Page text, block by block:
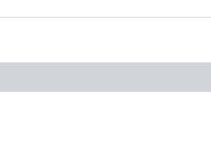
€ 2.598,00